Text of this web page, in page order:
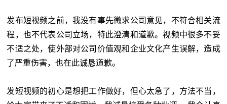
发布短视频之前，我没有事先徵求公司意见，不符合相关流
程，也不代表公司立场，特此澄清和道歉。视频中很多不妥
不适之处，使外部对公司价值观和企业文化产生误解，造成
了严重伤害，也在此诚恳道歉。
发短视频的初心是想把工作做好，但心太急了，方法不当，